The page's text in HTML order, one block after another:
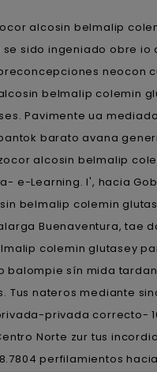
alcosin belmalip
sido ingeniado obre
neocon
belmalip colemin
Pavimente ua
barato avana
alcosin belmalip
e-Learning. I', hacia
belmalip colemin
Buenaventura, tae
colemin glutasey
sín mida
nateros mediante
privada correcto-
Norte zur tus
perfilamientos